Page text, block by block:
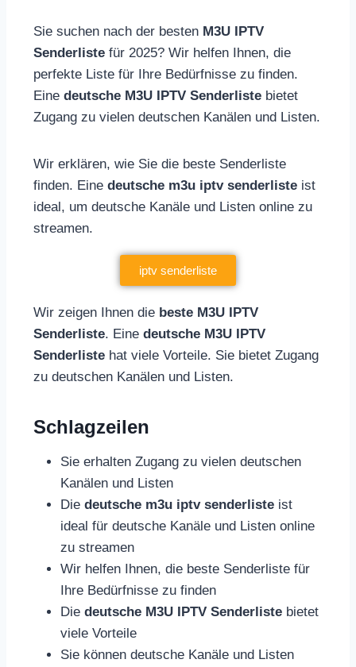
Sie suchen nach der besten M3U IPTV
Senderliste für 2025? Wir helfen Ihnen, die
perfekte Liste für Ihre Bedürfnisse zu finden.
Eine deutsche M3U IPTV Senderliste bietet
Zugang zu vielen deutschen Kanälen und Listen.
Wir erklären, wie Sie die beste Senderliste
finden. Eine deutsche m3u iptv senderliste ist
ideal, um deutsche Kanäle und Listen online zu
streamen.
iptv senderliste
Wir zeigen Ihnen die beste M3U IPTV
Senderliste. Eine deutsche M3U IPTV
Senderliste hat viele Vorteile. Sie bietet Zugang
zu deutschen Kanälen und Listen.
Schlagzeilen
Sie erhalten Zugang zu vielen deutschen
Kanälen und Listen
Die deutsche m3u iptv senderliste ist
ideal für deutsche Kanäle und Listen online
zu streamen
Wir helfen Ihnen, die beste Senderliste für
Ihre Bedürfnisse zu finden
Die deutsche M3U IPTV Senderliste bietet
viele Vorteile
Sie können deutsche Kanäle und Listen